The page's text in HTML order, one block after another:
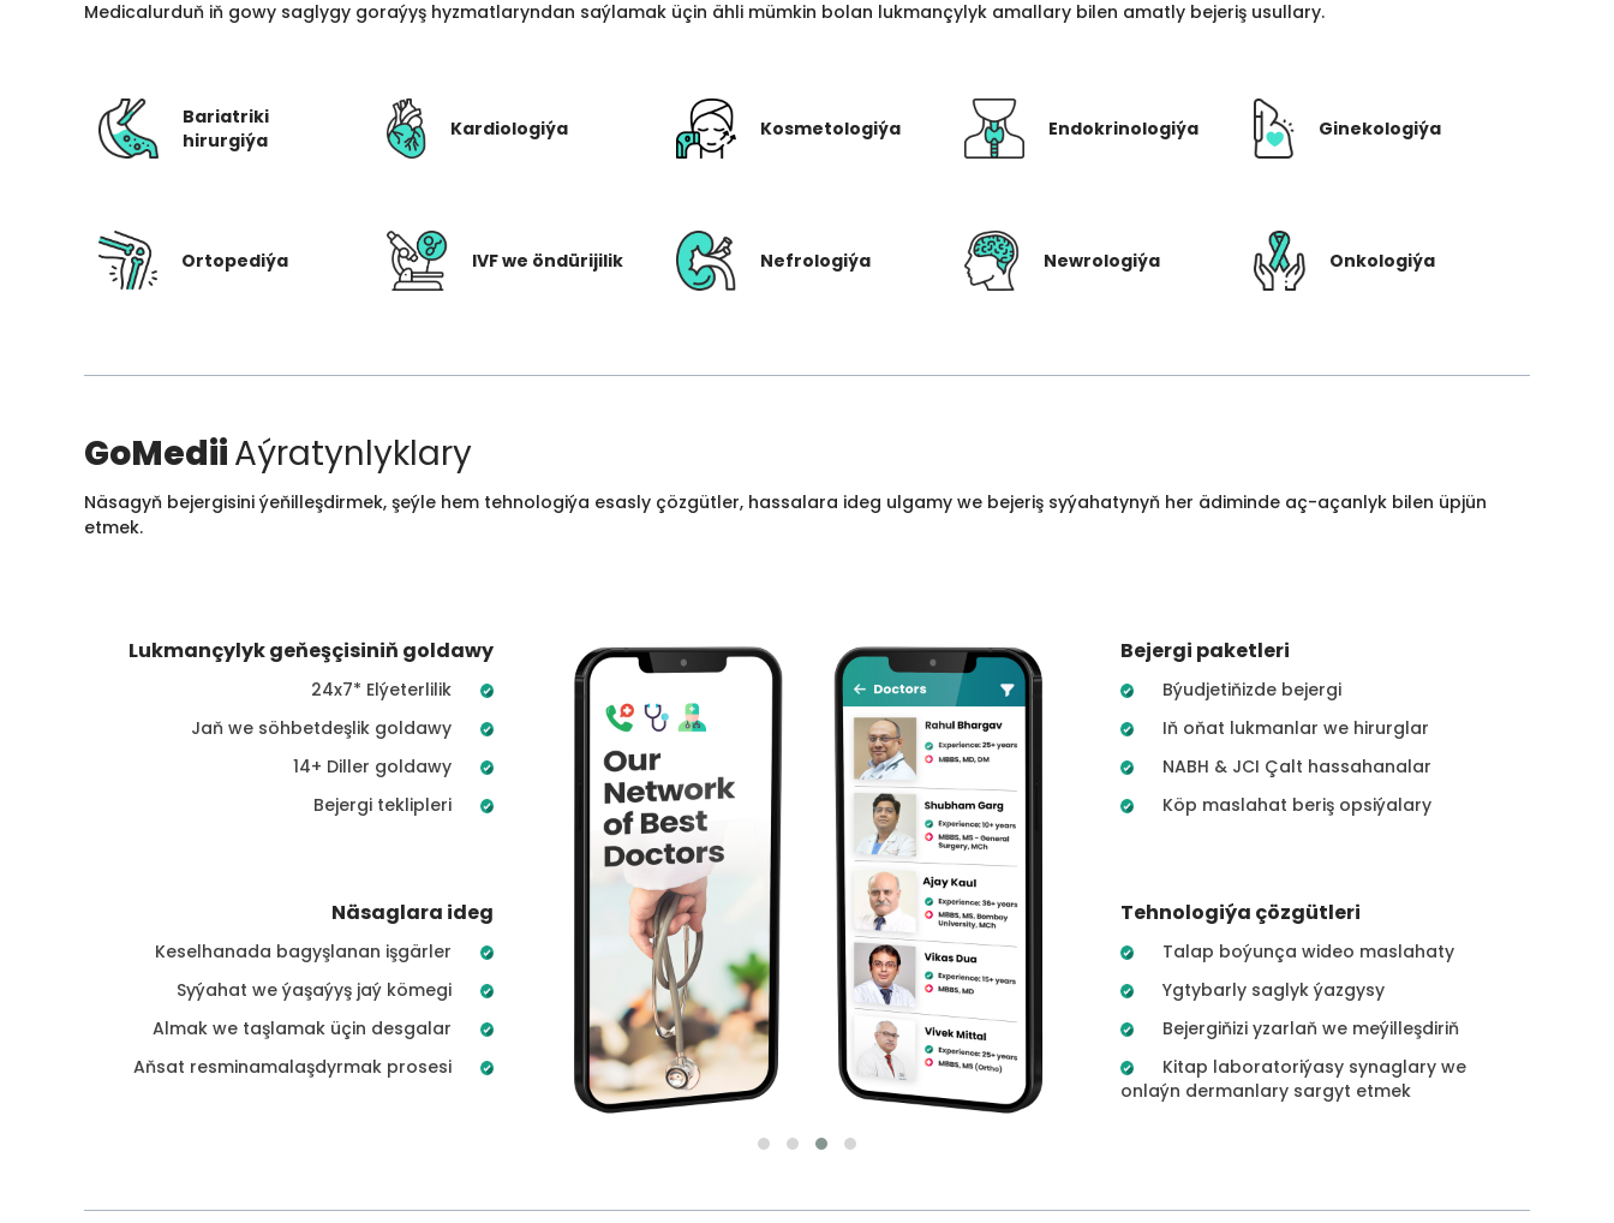
Medicalurduň iň gowy saglygy goraýyş hyzmatlaryndan saýlamak üçin ähli mümkin bolan lukmançylyk amallary bilen amatly bejeriş usullary.
Bariatriki
hirurgiýa
Kardiologiýa Kosmetologiýa Endokrinologiýa Ginekologiýa
Ortopediýa IVF we öndürijilik Nefrologiýa Newrologiýa Onkologiýa
GoMediiAýratynlyklary
Näsagyň bejergisini ýeňilleşdirmek, şeýle hem tehnologiýa esasly çözgütler, hassalara ideg ulgamy we bejeriş syýahatynyň her ädiminde aç-açanlyk bilen üpjün
etmek.
Lukmançylyk geňeşçisiniň goldawy
24x7* Elýeterlilik
Jaň we söhbetdeşlik goldawy
14+ Diller goldawy
Bejergi teklipleri
Näsaglara ideg
Keselhanada bagyşlanan işgärler
Syýahat we ýaşaýyş jaý kömegi
Almak we taşlamak üçin desgalar
Aňsat resminamalaşdyrmak prosesi
Bejergi paketleri
Býudjetiňizde bejergi
Iň oňat lukmanlar we hirurglar
NABH & JCI Çalt hassahanalar
Köp maslahat beriş opsiýalary
Tehnologiýa çözgütleri
Talap boýunça wideo maslahaty
Ygtybarly saglyk ýazgysy
Bejergiňizi yzarlaň we meýilleşdiriň
Kitap laboratoriýasy synaglary we
onlaýn dermanlary sargyt etmek